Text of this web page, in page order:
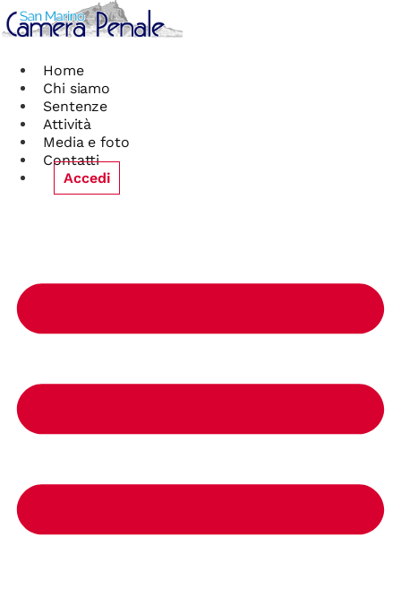
Vai
al
contenuto
Home
Chi siamo
Sentenze
Attività
Media e foto
Contatti
Accedi